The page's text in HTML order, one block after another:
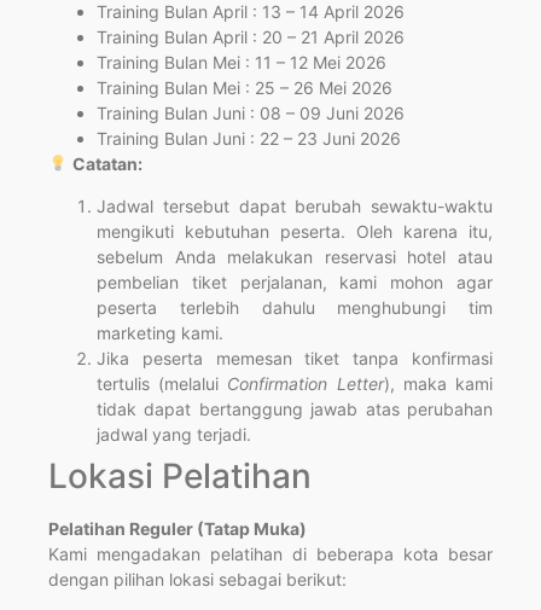
Training Bulan April : 13 – 14 April 2026
Training Bulan April : 20 – 21 April 2026
Training Bulan Mei : 11 – 12 Mei 2026
Training Bulan Mei : 25 – 26 Mei 2026
Training Bulan Juni : 08 – 09 Juni 2026
Training Bulan Juni : 22 – 23 Juni 2026
Catatan:
Jadwal tersebut dapat berubah sewaktu-waktu
mengikuti kebutuhan peserta. Oleh karena itu,
sebelum Anda melakukan reservasi hotel atau
pembelian tiket perjalanan, kami mohon agar
peserta terlebih dahulu menghubungi tim
marketing kami.
Jika peserta memesan tiket tanpa konfirmasi
tertulis (melalui Confirmation Letter), maka kami
tidak dapat bertanggung jawab atas perubahan
jadwal yang terjadi.
Lokasi Pelatihan
Pelatihan Reguler (Tatap Muka)
Kami mengadakan pelatihan di beberapa kota besar
dengan pilihan lokasi sebagai berikut: